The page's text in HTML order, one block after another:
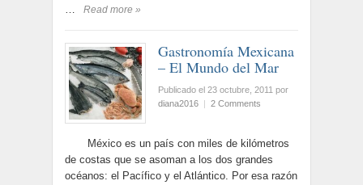
…
Read more »
Gastronomía Mexicana
– El Mundo del Mar
Publicado el 23 octubre, 2011 por
diana2016 | 2 Comments
México es un país con miles de kilómetros
de costas que se asoman a los dos grandes
océanos: el Pacífico y el Atlántico. Por esa razón